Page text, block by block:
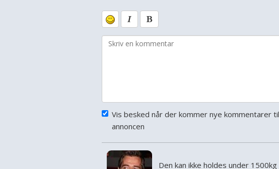
Vis besked når der kommer nye kommentarer til
annoncen
Den kan ikke holdes under